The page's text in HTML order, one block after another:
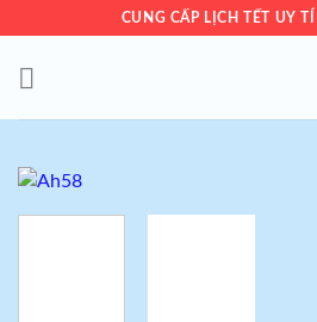
content
CUNG CẤP LỊCH TẾT UY